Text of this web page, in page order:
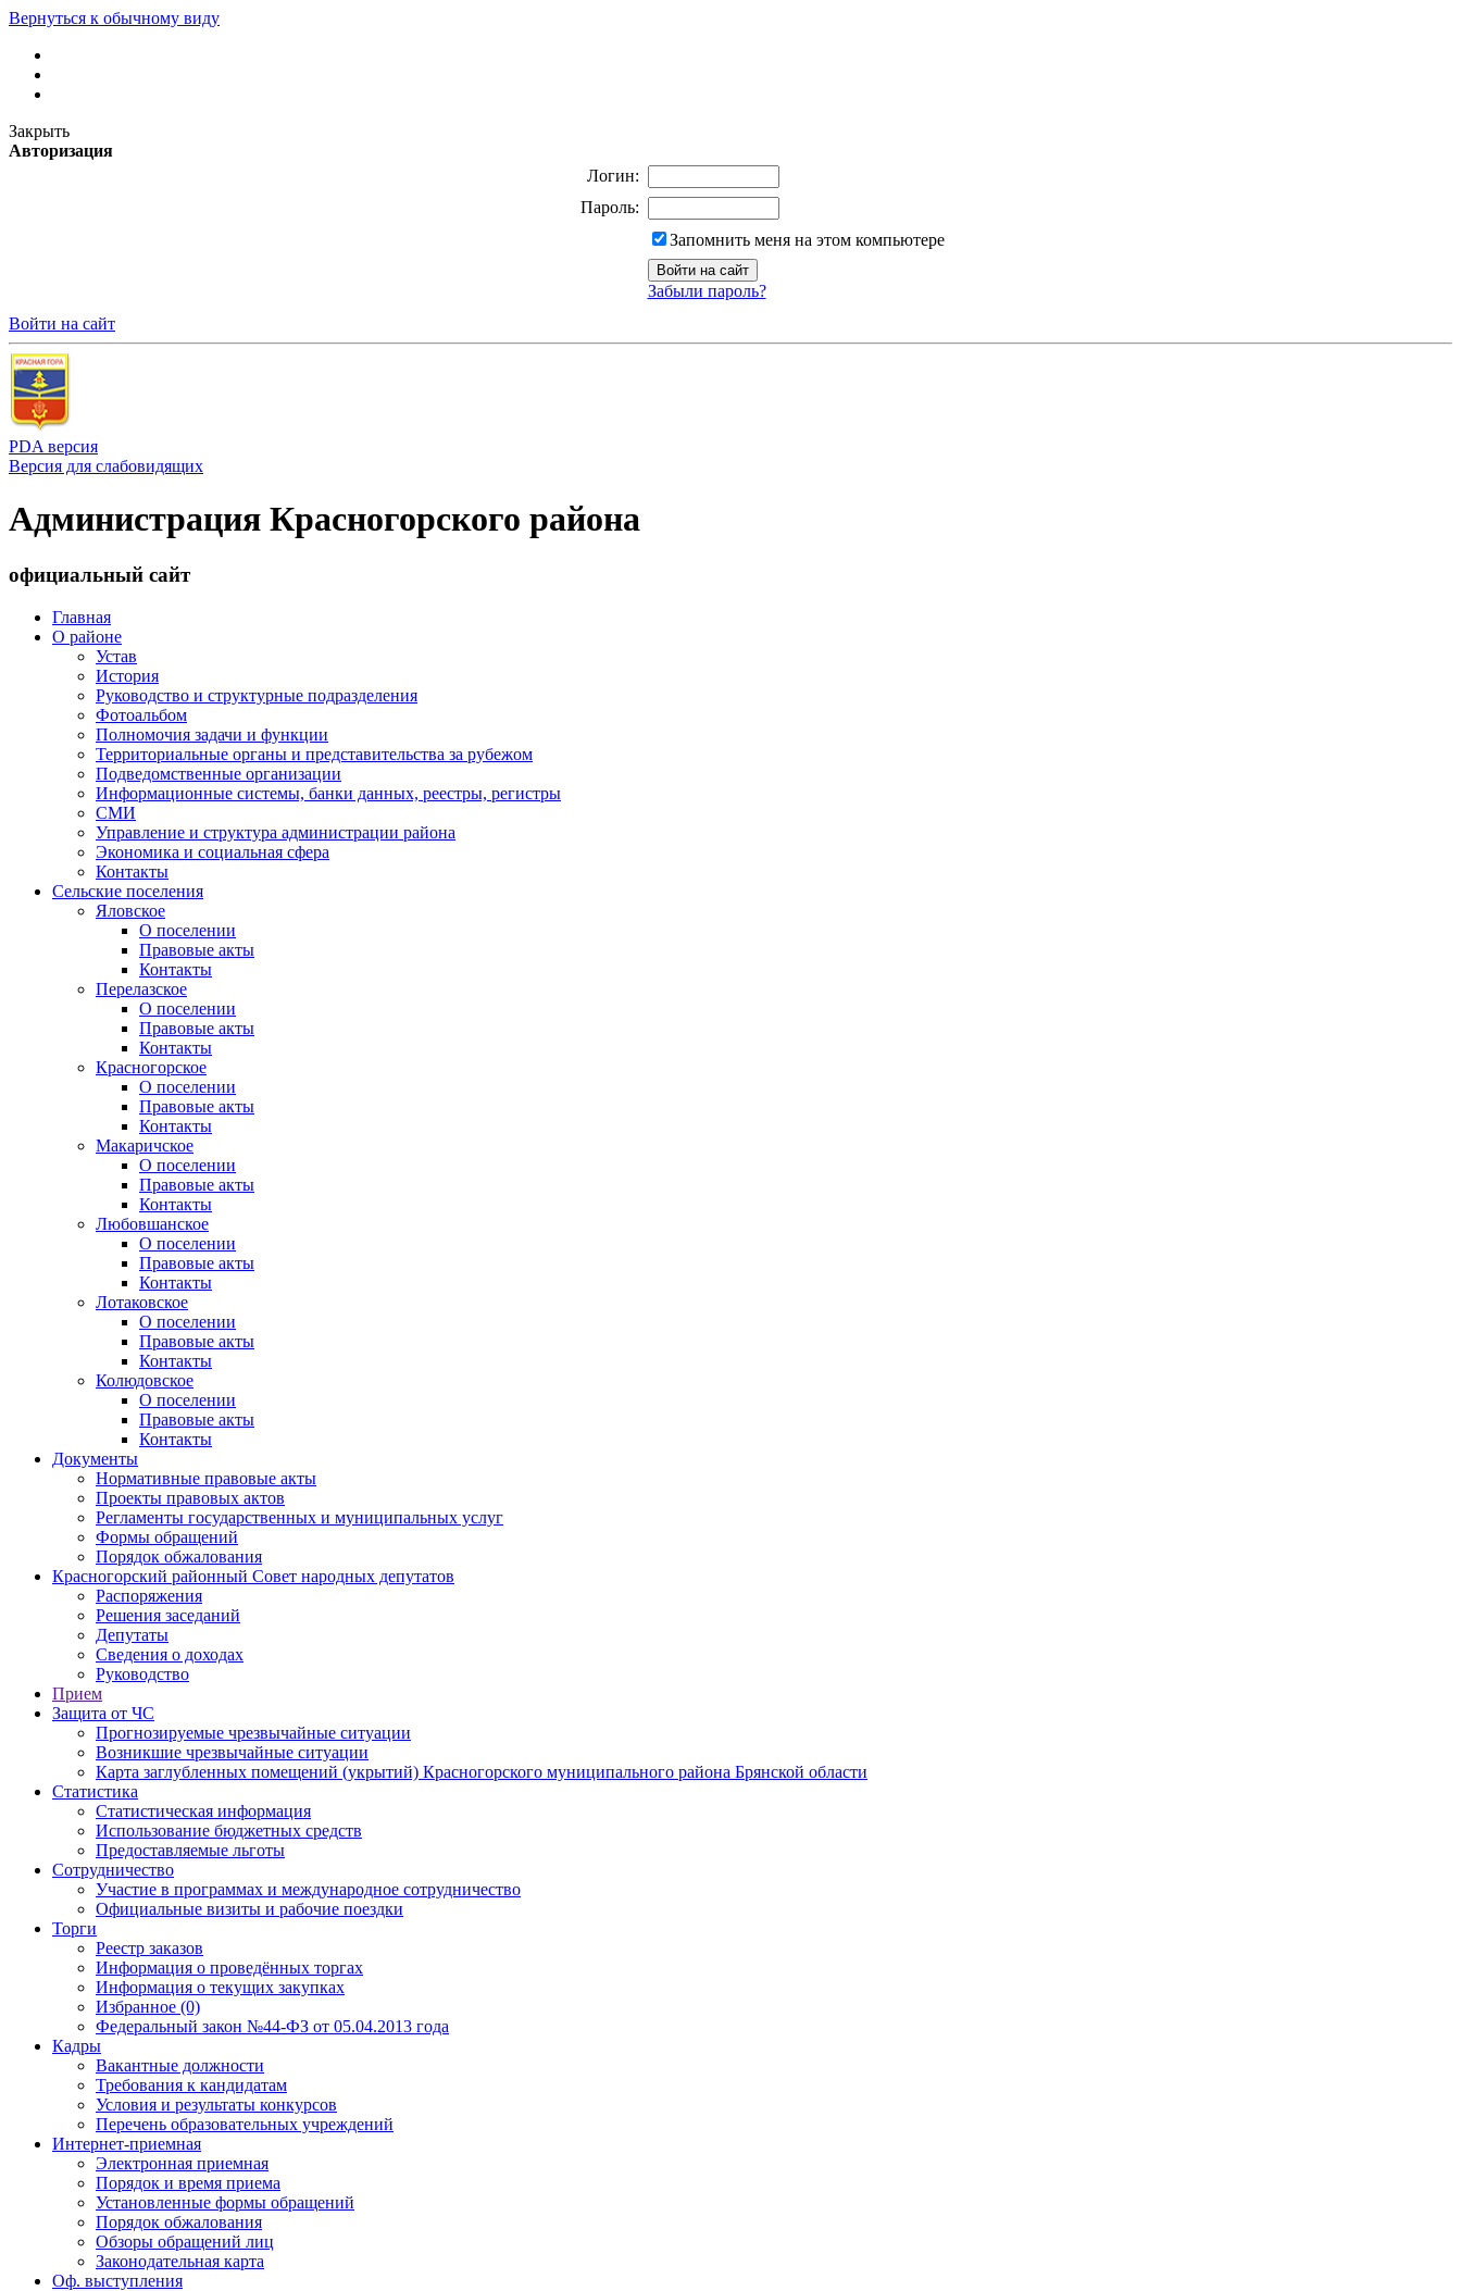
Вернуться к обычному виду
Закрыть
Авторизация
Логин:
Пароль:
Запомнить меня на этом компьютере
Забыли пароль?
Войти на сайт
PDA версия
Версия для слабовидящих
Администрация Красногорского района
официальный сайт
Главная
О районе
Устав
История
Руководство и структурные подразделения
Фотоальбом
Полномочия задачи и функции
Территориальные органы и представительства за рубежом
Подведомственные организации
Информационные системы, банки данных, реестры, регистры
СМИ
Управление и структура администрации района
Экономика и социальная сфера
Контакты
Сельские поселения
Яловское
О поселении
Правовые акты
Контакты
Перелазское
О поселении
Правовые акты
Контакты
Красногорское
О поселении
Правовые акты
Контакты
Макаричское
О поселении
Правовые акты
Контакты
Любовшанское
О поселении
Правовые акты
Контакты
Лотаковское
О поселении
Правовые акты
Контакты
Колюдовское
О поселении
Правовые акты
Контакты
Документы
Нормативные правовые акты
Проекты правовых актов
Регламенты государственных и муниципальных услуг
Формы обращений
Порядок обжалования
Красногорский районный Совет народных депутатов
Распоряжения
Решения заседаний
Депутаты
Сведения о доходах
Руководство
Прием
Защита от ЧС
Прогнозируемые чрезвычайные ситуации
Возникшие чрезвычайные ситуации
Карта заглубленных помещений (укрытий) Красногорского муниципального района Брянской области
Статистика
Статистическая информация
Использование бюджетных средств
Предоставляемые льготы
Сотрудничество
Участие в программах и международное сотрудничество
Официальные визиты и рабочие поездки
Торги
Реестр заказов
Информация о проведённых торгах
Информация о текущих закупках
Избранное (0)
Федеральный закон №44-ФЗ от 05.04.2013 года
Кадры
Вакантные должности
Требования к кандидатам
Условия и результаты конкурсов
Перечень образовательных учреждений
Интернет-приемная
Электронная приемная
Порядок и время приема
Установленные формы обращений
Порядок обжалования
Обзоры обращений лиц
Законодательная карта
Оф. выступления